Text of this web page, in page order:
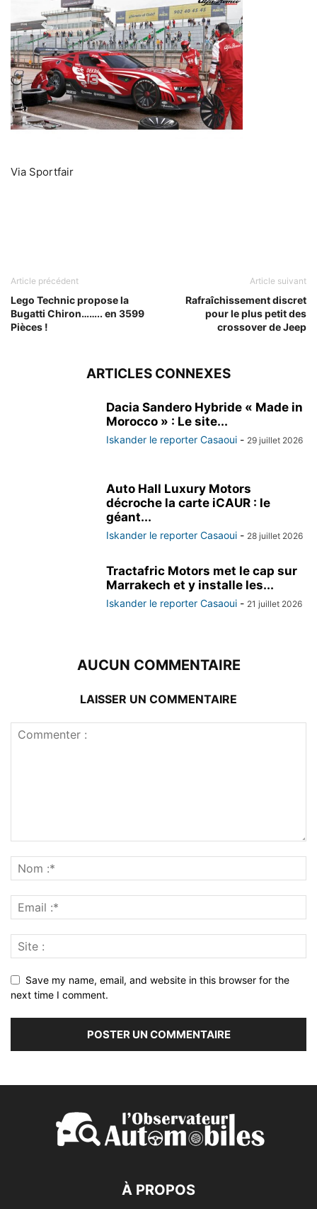
Via Sportfair
Article précédent
Lego Technic propose la
Bugatti Chiron…….. en 3599
Pièces !
Article suivant
Rafraîchissement discret
pour le plus petit des
crossover de Jeep
ARTICLES CONNEXES
Dacia Sandero Hybride « Made in
Morocco » : Le site...
Iskander le reporter Casaoui - 29 juillet 2026
Auto Hall Luxury Motors
décroche la carte iCAUR : le
géant...
Iskander le reporter Casaoui - 28 juillet 2026
Tractafric Motors met le cap sur
Marrakech et y installe les...
Iskander le reporter Casaoui - 21 juillet 2026
AUCUN COMMENTAIRE
LAISSER UN COMMENTAIRE
Save my name, email, and website in this browser for the
next time I comment.
À PROPOS